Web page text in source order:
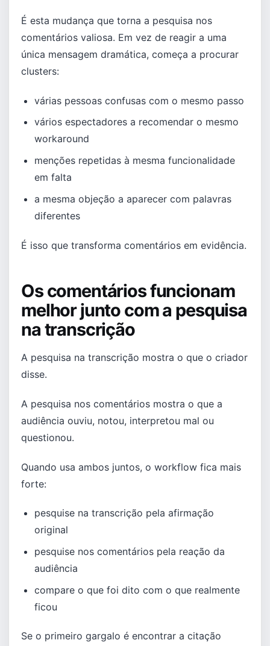
É esta mudança que torna a pesquisa nos
comentários valiosa. Em vez de reagir a uma
única mensagem dramática, começa a procurar
clusters:
várias pessoas confusas com o mesmo passo
vários espectadores a recomendar o mesmo
workaround
menções repetidas à mesma funcionalidade
em falta
a mesma objeção a aparecer com palavras
diferentes
É isso que transforma comentários em evidência.
Os comentários funcionam
melhor junto com a pesquisa
na transcrição
A pesquisa na transcrição mostra o que o criador
disse.
A pesquisa nos comentários mostra o que a
audiência ouviu, notou, interpretou mal ou
questionou.
Quando usa ambos juntos, o workflow fica mais
forte:
pesquise na transcrição pela afirmação
original
pesquise nos comentários pela reação da
audiência
compare o que foi dito com o que realmente
ficou
Se o primeiro gargalo é encontrar a citação